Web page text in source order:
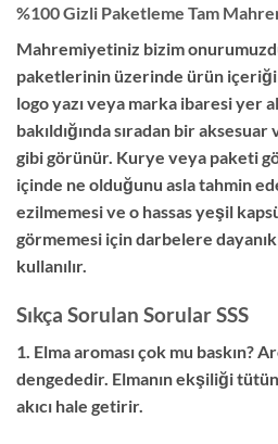
%100 Gizli Paketleme Tam
Mahremiyetiniz bizim
paketlerinin üzerinde ürün
logo yazı veya marka ibaresi yer
bakıldığında sıradan bir
gibi görünür. Kurye veya paketi
içinde ne olduğunu asla tahmin
ezilmemesi ve o hassas yeşil
görmemesi için darbelere
kullanılır.
Sıkça Sorulan Sorular SSS
1. Elma aroması çok mu baskın?
dengededir. Elmanın ekşiliği
akıcı hale getirir.